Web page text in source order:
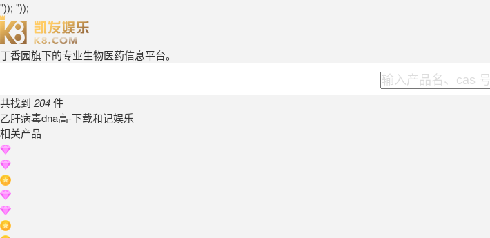
")); "));
丁香园旗下的专业生物医药信息平台。
共找到 204件
乙肝病毒dna高-下载和记娱乐
相关产品